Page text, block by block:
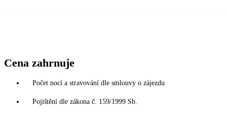
Cena zahrnuje
Počet nocí a stravování dle smlouvy o zájezdu
Pojištění dle zákona č. 159/1999 Sb.